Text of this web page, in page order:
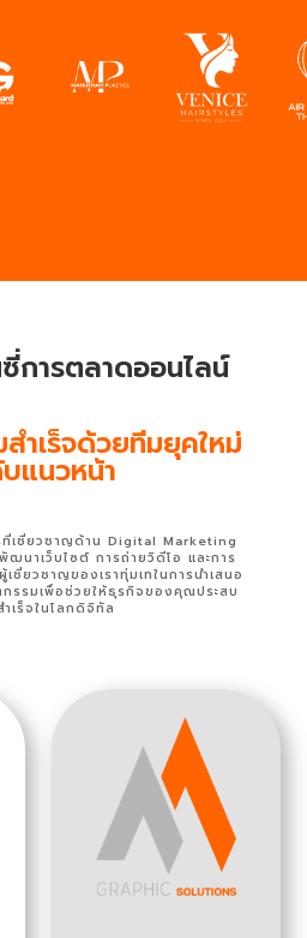
การตลาดออนไลน์
ำเร็จด้วยทีมยุคใหม่
แนวหน้า
ที่เชี่ยวชาญด้าน Digital Marketing
นาเว็บไซต์ การถ่ายวิดีโอ และการ
ชี่ยวชาญของเราทุ่มเทในการนำเสนอ
รรมเพื่อช่วยให้ธุรกิจของคุณประสบ
ำเร็จในโลกดิจิทัล